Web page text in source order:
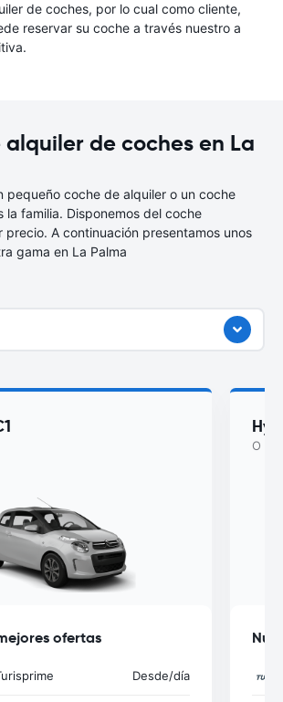
de coches, por lo cual como cliente,
reservar su coche a través nuestro a
de coches en La
pequeño coche de alquiler o un coche
la familia. Disponemos del coche
precio. A continuación presentamos unos
gama en La Palma
ofertas
Desde/día
O